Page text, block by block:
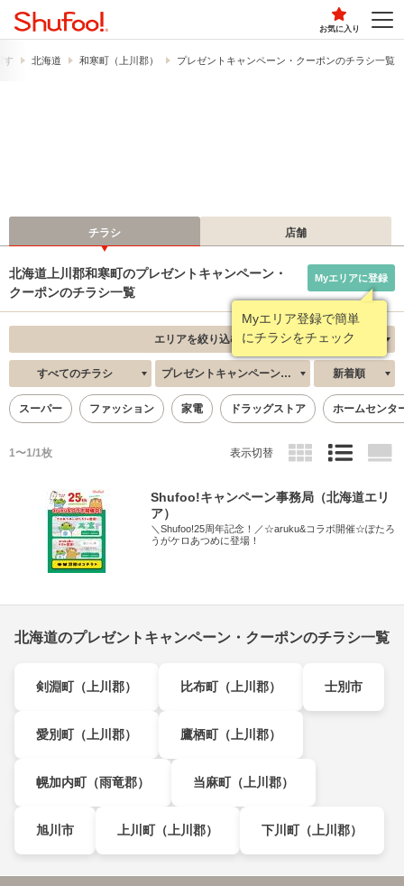
お気に入り
す 北海道 和寒町（上川郡） プレゼントキャンペーン・クーポンのチラシ一覧
チラシ 店舗
北海道上川郡和寒町のプレゼントキャンペーン・
クーポンのチラシ一覧
Myエリア登録で簡単
にチラシをチェック
Myエリアに登録
エリアを絞り込む
すべてのチラシ プレゼントキャンペーン・クーポン 新着順
スーパー ファッション 家電 ドラッグストア ホームセンタ
1〜1/1枚 表示切替
Shufoo!キャンペーン事務局（北海道エリ
ア）
＼Shufoo!25周年記念！／☆aruku&コラボ開催☆ぽたろ
うがケロあつめに登場！
北海道のプレゼントキャンペーン・クーポンのチラシ一覧
剣淵町（上川郡） 比布町（上川郡） 士別市
愛別町（上川郡） 鷹栖町（上川郡）
幌加内町（雨竜郡） 当麻町（上川郡）
旭川市 上川町（上川郡） 下川町（上川郡）